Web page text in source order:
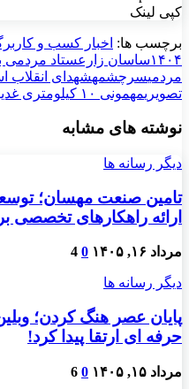
کپی لینک
برچسب ها: اخبار کسب و کار
۱۴۰۴ساسان زارعستاد مردمی
مردمیسرچشمهشهدای انقلاب
تصویریمهمونی ۱۰ کیلومتری غدیر
نوشته های مشابه
دیگر رسانه ها
تامین صنعت مهسان؛
ارائه راهکارهای تخصصی
مرداد ۱۶, ۱۴۰۵ 0
4
دیگر رسانه ها
پایان عصر هنگ کردن؛
حرفه ای ارتقا پیدا کرد!
مرداد ۱۵, ۱۴۰۵ 0
6